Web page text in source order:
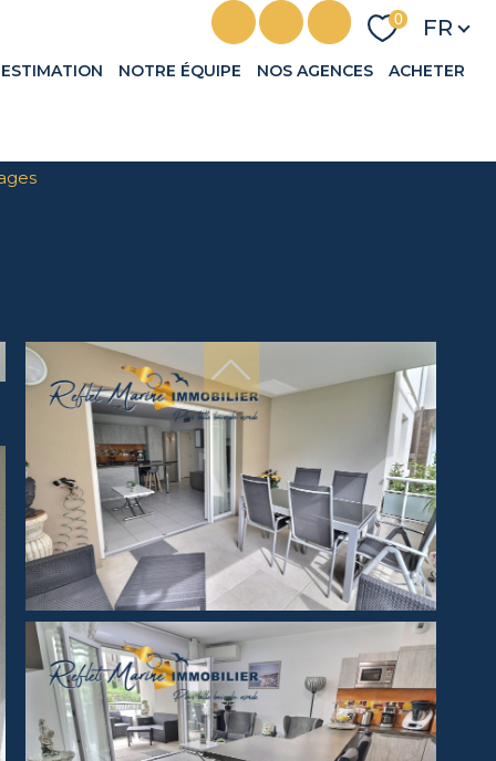
0 FR
ESTIMATION NOTRE ÉQUIPE NOS AGENCES ACHETER